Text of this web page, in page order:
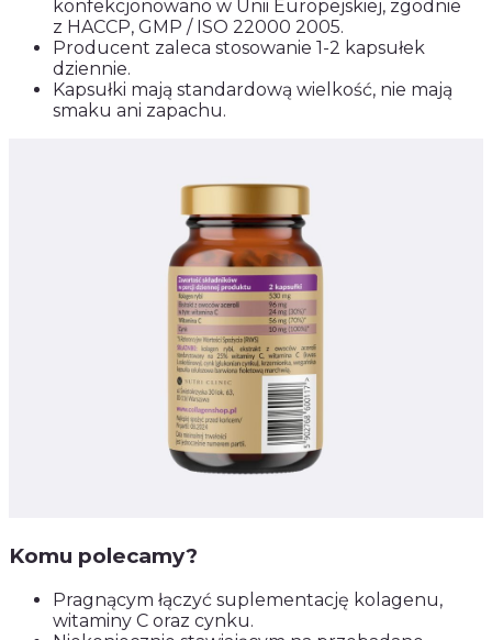
konfekcjonowano w Unii Europejskiej, zgodnie
z HACCP, GMP / ISO 22000 2005.
Producent zaleca stosowanie 1-2 kapsułek
dziennie.
Kapsułki mają standardową wielkość, nie mają
smaku ani zapachu.
Komu polecamy?
Pragnącym łączyć suplementację kolagenu,
witaminy C oraz cynku.